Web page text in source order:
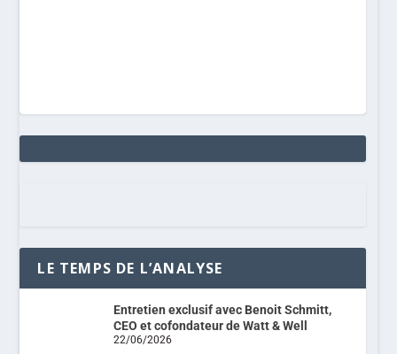
LE TEMPS DE L’ANALYSE
Entretien exclusif avec Benoit Schmitt,
CEO et cofondateur de Watt & Well
22/06/2026